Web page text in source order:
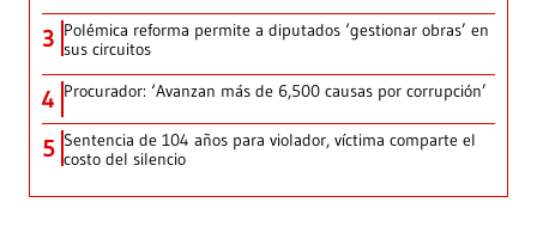
3 Polémica reforma permite a diputados ‘gestionar obras’ en
sus circuitos
4 Procurador: ‘Avanzan más de 6,500 causas por corrupción’
5 Sentencia de 104 años para violador, víctima comparte el
costo del silencio